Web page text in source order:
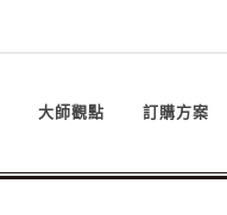
大師觀點 訂購方案